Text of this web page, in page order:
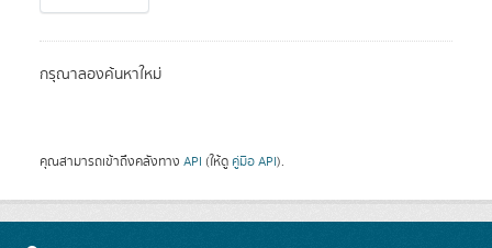
กรุณาลองค้นหาใหม่
คุณสามารถเข้าถึงคลังทาง API (ให้ดู คู่มือ API).